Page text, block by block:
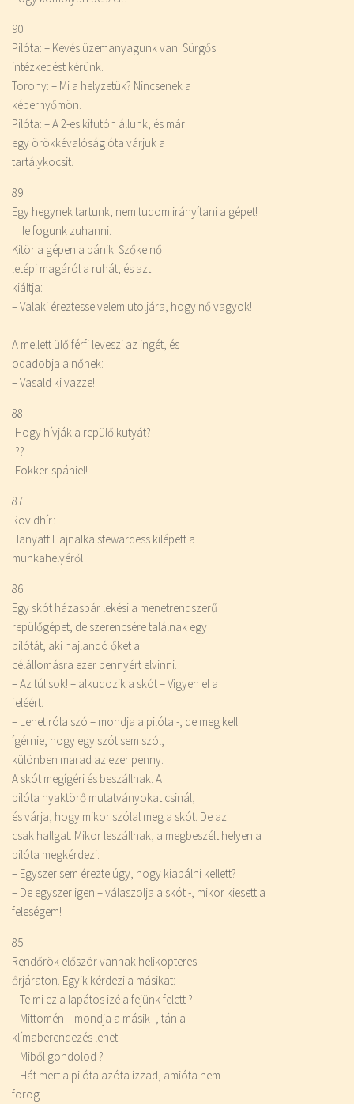
90.
Pilóta: – Kevés üzemanyagunk van. Sürgős
intézkedést kérünk.
Torony: – Mi a helyzetük? Nincsenek a
képernyőmön.
Pilóta: – A 2-es kifutón állunk, és már
egy örökkévalóság óta várjuk a
tartálykocsit.
89.
Egy hegynek tartunk, nem tudom irányítani a gépet!
…le fogunk zuhanni.
Kitör a gépen a pánik. Szőke nő
letépi magáról a ruhát, és azt
kiáltja:
– Valaki éreztesse velem utoljára, hogy nő vagyok!
…
A mellett ülő férfi leveszi az ingét, és
odadobja a nőnek:
– Vasald ki vazze!
88.
-Hogy hívják a repülő kutyát?
-??
-Fokker-spániel!
87.
Rövidhír:
Hanyatt Hajnalka stewardess kilépett a
munkahelyéről
86.
Egy skót házaspár lekési a menetrendszerű
repülőgépet, de szerencsére találnak egy
pilótát, aki hajlandó őket a
célállomásra ezer pennyért elvinni.
– Az túl sok! – alkudozik a skót – Vigyen el a
feléért.
– Lehet róla szó – mondja a pilóta -, de meg kell
ígérnie, hogy egy szót sem szól,
különben marad az ezer penny.
A skót megígéri és beszállnak. A
pilóta nyaktörő mutatványokat csinál,
és várja, hogy mikor szólal meg a skót. De az
csak hallgat. Mikor leszállnak, a megbeszélt helyen a
pilóta megkérdezi:
– Egyszer sem érezte úgy, hogy kiabálni kellett?
– De egyszer igen – válaszolja a skót -, mikor kiesett a
feleségem!
85.
Rendőrök először vannak helikopteres
őrjáraton. Egyik kérdezi a másikat:
– Te mi ez a lapátos izé a fejünk felett ?
– Mittomén – mondja a másik -, tán a
klímaberendezés lehet.
– Miből gondolod ?
– Hát mert a pilóta azóta izzad, amióta nem
forog